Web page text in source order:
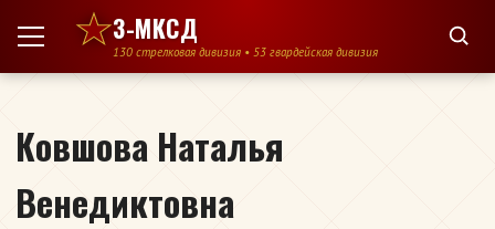
Перейти к содержимому
3-МКСД
130 стрелковая дивизия • 53 гвардейская дивизия
Ковшова Наталья
Венедиктовна